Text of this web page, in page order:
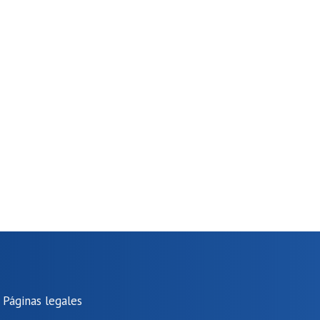
Páginas legales